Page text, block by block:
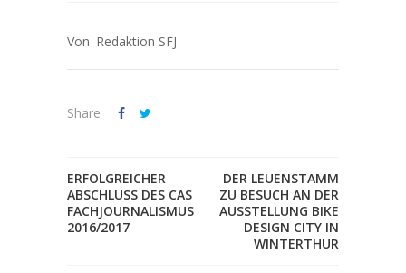
Redaktion SFJ
Share
ERFOLGREICHER
ABSCHLUSS DES CAS
FACHJOURNALISMUS
2016/2017
DER LEUENSTAMM
ZU BESUCH AN DER
AUSSTELLUNG BIKE
DESIGN CITY IN
WINTERTHUR